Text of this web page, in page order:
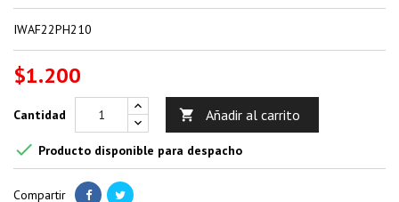
IWAF22PH210
$1.200
Cantidad  Añadir al carrito
 Producto disponible para despacho
Compartir